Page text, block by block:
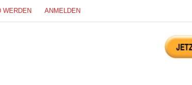
WERDEN ANMELDEN